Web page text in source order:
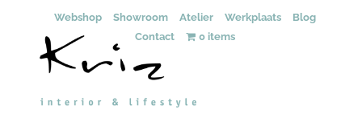
Webshop Showroom Atelier Werkplaats
Blog
Contact
0 items